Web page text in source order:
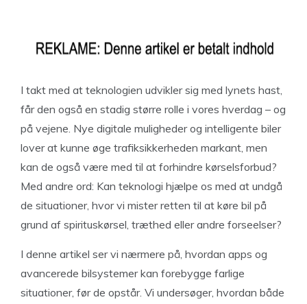
I takt med at teknologien udvikler sig med lynets hast,
får den også en stadig større rolle i vores hverdag – og
på vejene. Nye digitale muligheder og intelligente biler
lover at kunne øge trafiksikkerheden markant, men
kan de også være med til at forhindre kørselsforbud?
Med andre ord: Kan teknologi hjælpe os med at undgå
de situationer, hvor vi mister retten til at køre bil på
grund af spirituskørsel, træthed eller andre forseelser?
I denne artikel ser vi nærmere på, hvordan apps og
avancerede bilsystemer kan forebygge farlige
situationer, før de opstår. Vi undersøger, hvordan både